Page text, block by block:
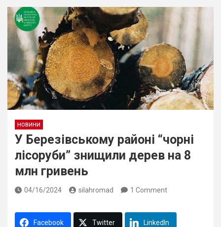
НОВИНИ
У Березівському районі “чорні
лісоруби” знищили дерев на 8
млн гривень
04/16/2024 silahromad 1 Comment
Facebook Twitter LinkedIn